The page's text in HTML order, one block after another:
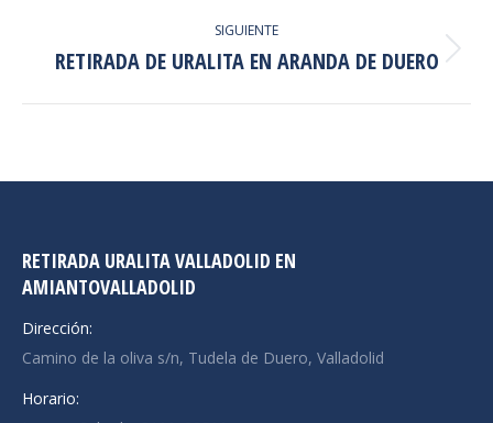
SIGUIENTE
Proyecto
RETIRADA DE URALITA EN ARANDA DE DUERO
RETIRADA URALITA VALLADOLID EN
AMIANTOVALLADOLID
Dirección:
Camino de la oliva s/n, Tudela de Duero, Valladolid
Horario: